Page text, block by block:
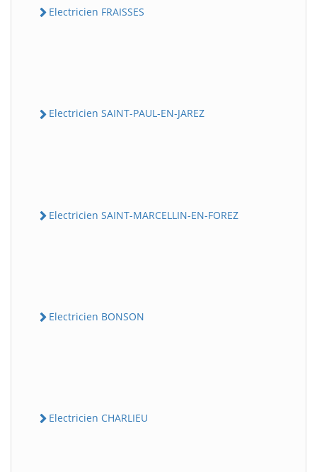
Electricien FRAISSES
Electricien SAINT-PAUL-EN-JAREZ
Electricien SAINT-MARCELLIN-EN-FOREZ
Electricien BONSON
Electricien CHARLIEU